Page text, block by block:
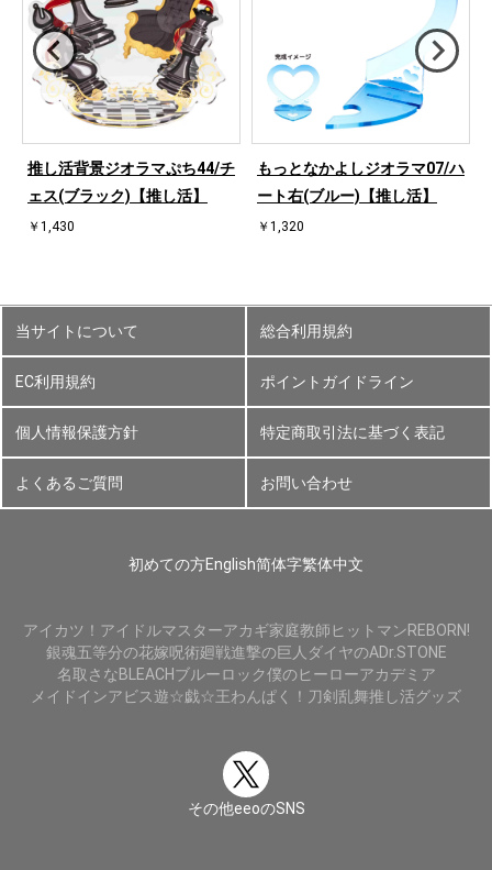
推し活背景ジオラマぷち44/チ
ェス(ブラック)【推し活】
￥1,430
もっとなかよしジオラマ07/ハ
ート右(ブルー)【推し活】
￥1,320
当サイトについて 総合利用規約
EC利用規約 ポイントガイドライン
個人情報保護方針 特定商取引法に基づく表記
よくあるご質問 お問い合わせ
初めての方English简体字繁体中文
アイカツ！ アイドルマスターアカギ家庭教師ヒットマンREBORN!
銀魂五等分の花嫁呪術廻戦進撃の巨人 ダイヤのADr.STONE
名取さなBLEACHブルーロック僕のヒーローアカデミア
メイドインアビス遊☆戯☆王わんぱく！刀剣乱舞推し活グッズ
その他eeoのSNS